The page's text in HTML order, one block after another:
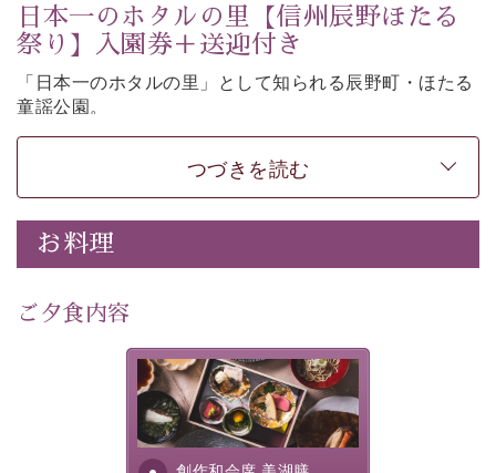
日本一のホタルの里【信州辰野ほたる
祭り】入園券＋送迎付き
「日本一のホタルの里」として知られる辰野町・ほたる
童謡公園。
そこで開催される【信州辰野ほたる祭り】への送迎と入
園券がついた期間限定プランをご用意いたしました。
ホタルが織りなす幻想的な光景。昨年は多い日で1日
4,000匹以上のホタルが観測されました。（出典・画
：辰野町）
自然豊かな信州ならではの風情をご体験ください。
宿泊期間:2026年6月13日～21日
【スケジュール】
17：30 ご夕食
19：10 お隣の「ホテル紅や」ロビー集合
つづきを読む
お料理
ご夕食内容
美湖膳とは諏訪の地で特別を
提供する為に料理長・神原 裕
明が考え出した創作和会席で
す。美しい諏訪湖の幸...